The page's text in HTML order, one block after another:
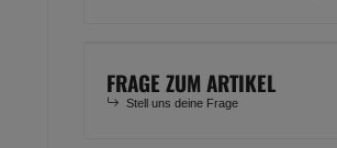
FRAGE ZUM ARTIKEL
Stell uns deine Frage